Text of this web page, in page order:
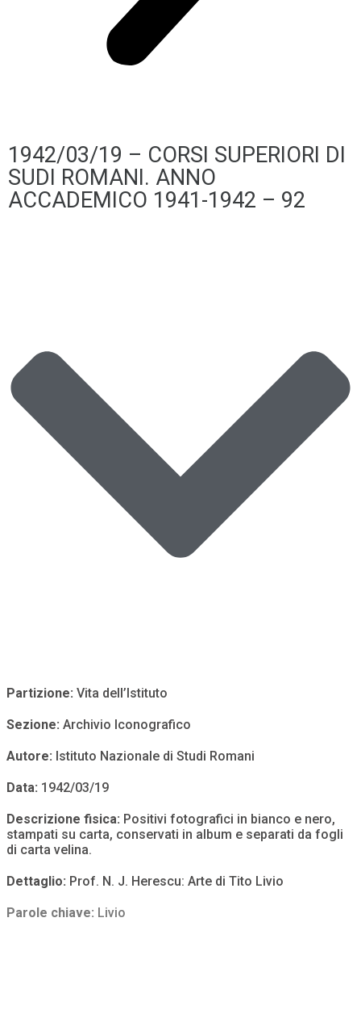
1942/03/19 – CORSI SUPERIORI DI
SUDI ROMANI. ANNO
ACCADEMICO 1941-1942 – 92
Partizione: Vita dell’Istituto
Sezione: Archivio Iconografico
Autore: Istituto Nazionale di Studi Romani
Data: 1942/03/19
Descrizione fisica: Positivi fotografici in bianco e nero,
stampati su carta, conservati in album e separati da fogli
di carta velina.
Dettaglio: Prof. N. J. Herescu: Arte di Tito Livio
Parole chiave: Livio